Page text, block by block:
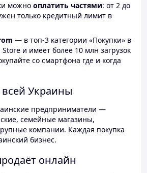
можно оплатить частями: от 2 до
только кредитный лимит в
— в топ-3 категории «Покупки» в
и имеет более 10 млн загрузок
со смартфона где и когда
Украины
предприниматели —
семейные магазины,
компании. Каждая покупка
бизнес.
онлайн